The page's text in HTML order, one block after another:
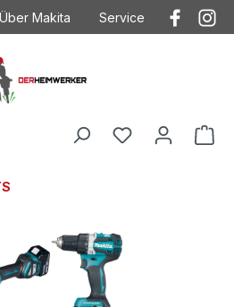
Über Makita
Kontakt
Impressum
Service